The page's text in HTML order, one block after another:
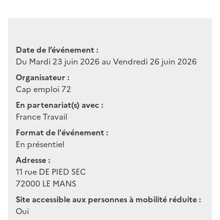
Date de l’événement :
Du Mardi 23 juin 2026 au Vendredi 26 juin 2026
Organisateur :
Cap emploi 72
En partenariat(s) avec :
France Travail
Format de l'événement :
En présentiel
Adresse :
11 rue DE PIED SEC
72000 LE MANS
Site accessible aux personnes à mobilité réduite :
Oui